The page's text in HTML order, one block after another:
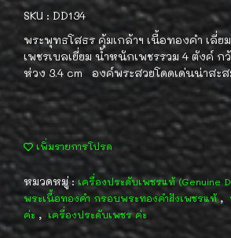
SKU : DD134
พระพุทธโสธร คุ้มเกล้าฯ เนื้อทองคำ เลี่
เพชรเบลเยี่ยม น้ำหนักเพชรรวม 4 ตังค์ ก
ห่วง 3.4 cm องค์พระสวยโดดเด่นน่าสะ
เพิ่มรายการโปรด
หมวดหมู่ : เครื่องประดับเพชรแท้ (Genuine
พระเนื้อทองคำ กรอบพระทองคำฝังเพชรแท้,
ค่ะ , เครื่องประดับเพชร ค่ะ